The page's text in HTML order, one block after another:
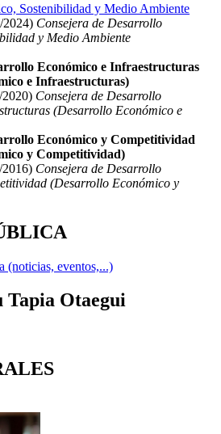
Sostenibilidad y Medio Ambiente
2024) Consejera de Desarrollo
y Medio Ambiente
Económico e Infraestructuras
e Infraestructuras)
Consejera de Desarrollo
(Desarrollo Económico e
Económico y Competitividad
y Competitividad)
Consejera de Desarrollo
(Desarrollo Económico y
(noticias, eventos,...)
Otaegui